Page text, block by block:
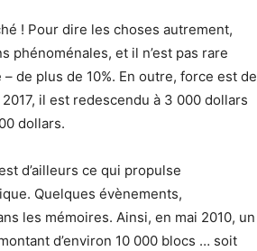
! Pour dire les choses autrement,
phénoménales, et il n’est pas rare
de plus de 10%. En outre, force est de
il est redescendu à 3 000 dollars
dollars.
d’ailleurs ce qui propulse
Quelques évènements,
les mémoires. Ainsi, en mai 2010, un
d’environ 10 000 blocs … soit